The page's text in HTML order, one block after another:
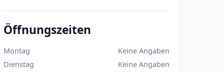
Öffnungszeiten
Montag
Keine Angaben
Dienstag
Keine Angaben